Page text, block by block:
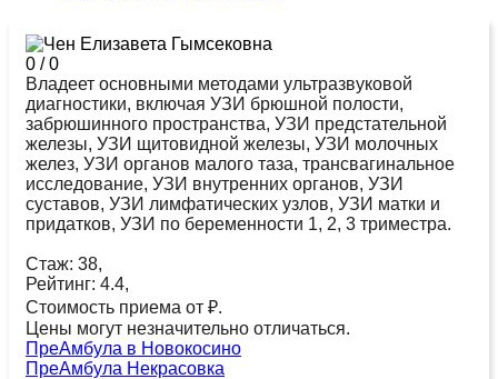
0 /0
Владеет основными методами ультразвуковой
диагностики, включая УЗИ брюшной полости,
забрюшинного пространства, УЗИ предстательной
железы, УЗИ щитовидной железы, УЗИ молочных
желез, УЗИ органов малого таза, трансвагинальное
исследование, УЗИ внутренних органов, УЗИ
суставов, УЗИ лимфатических узлов, УЗИ матки и
придатков, УЗИ по беременности 1, 2, 3 триместра.
Стаж: 38,
Рейтинг: 4.4,
Стоимость приема от ₽.
Цены могут незначительно отличаться.
ПреАмбула в Новокосино
ПреАмбула Некрасовка